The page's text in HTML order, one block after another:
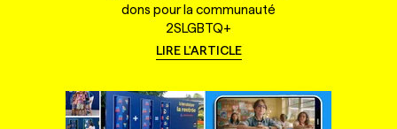
dons pour la communauté
2SLGBTQ+
LIRE L'ARTICLE